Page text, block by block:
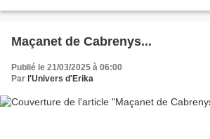
Maçanet de Cabrenys...
Publié le 21/03/2025 à 06:00
Par l'Univers d'Erika